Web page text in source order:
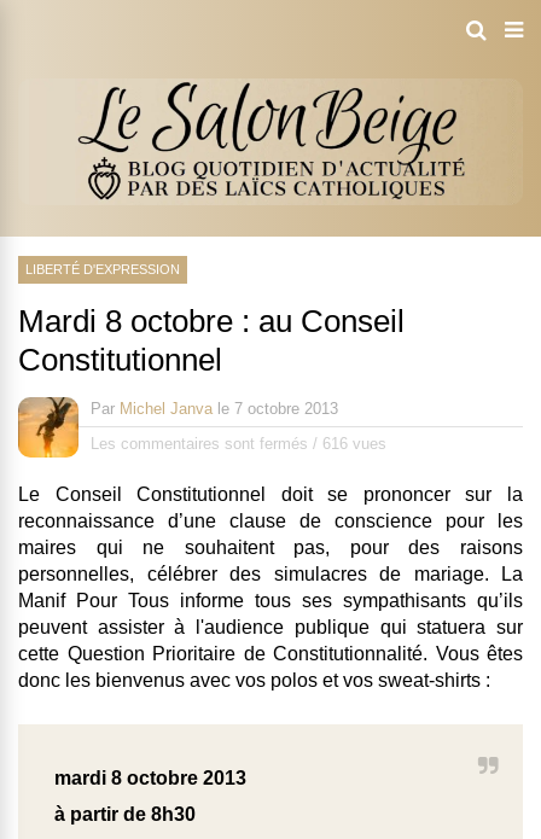
LIBERTÉ D'EXPRESSION
Mardi 8 octobre : au Conseil
Constitutionnel
Par Michel Janva le 7 octobre 2013
Les commentaires sont fermés / 616 vues
Le Conseil Constitutionnel doit se prononcer sur la
reconnaissance d’une clause de conscience pour les
maires qui ne souhaitent pas, pour des raisons
personnelles, célébrer des simulacres de mariage. La
Manif Pour Tous informe tous ses sympathisants qu’ils
peuvent assister à l'audience publique qui statuera sur
cette Question Prioritaire de Constitutionnalité. Vous êtes
donc les bienvenus avec vos polos et vos sweat-shirts :
mardi 8 octobre 2013
à partir de 8h30